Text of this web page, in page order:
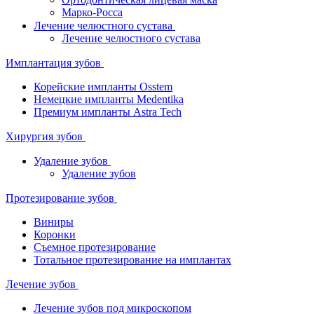
Марко-Росса
Лечение челюстного сустава
Лечение челюстного сустава
Имплантация зубов
Корейские импланты Osstem
Немецкие импланты Medentika
Премиум импланты Astra Tech
Хирургия зубов
Удаление зубов
Удаление зубов
Протезирование зубов
Виниры
Коронки
Съемное протезирование
Тотальное протезирование на имплантах
Лечение зубов
Лечение зубов под микроскопом